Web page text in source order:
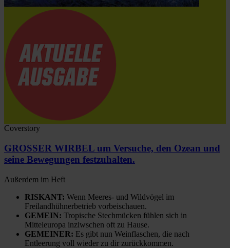
Coverstory
GROSSER WIRBEL um Versuche, den Ozean und
seine Bewegungen festzuhalten.
Außerdem im Heft
RISKANT: Wenn Meeres- und Wildvögel im
Freilandhühnerbetrieb vorbeischauen.
GEMEIN: Tropische Stechmücken fühlen sich in
Mitteleuropa inziwschen oft zu Hause.
GEMEINER: Es gibt nun Weinflaschen, die nach
Entleerung voll wieder zu dir zurückkommen.